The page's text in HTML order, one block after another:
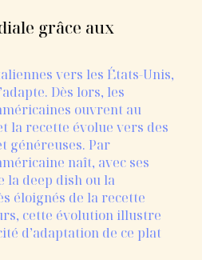
grâce aux
vers les États-Unis,
Dès lors, les
ouvrent au
la recette évolue vers des
généreuses. Par
naît, avec ses
la deep dish ou la
éloignés de la recette
cette évolution illustre
d’adaptation de ce plat